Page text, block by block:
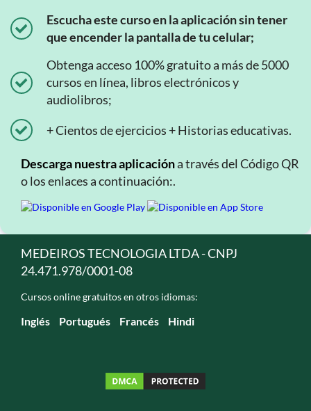
Escucha este curso en la aplicación sin tener
que encender la pantalla de tu celular;
Obtenga acceso 100% gratuito a más de 5000
cursos en línea, libros electrónicos y
audiolibros;
+ Cientos de ejercicios + Historias educativas.
Descarga nuestra aplicacióna través del Código QR
o los enlaces a continuación:.
MEDEIROS TECNOLOGIA LTDA - CNPJ
24.471.978/0001-08
Cursos online gratuitos en otros idiomas:
Inglés Portugués Francés Hindi